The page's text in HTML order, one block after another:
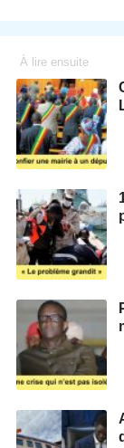
À lire ensuite